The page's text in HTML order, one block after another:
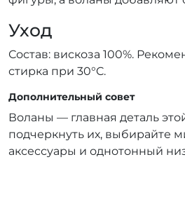
Уход
Состав: вискоза 100%.
стирка при 30°C.
Дополнительный совет
Воланы — главная деталь
подчеркнуть их, выбирайте
аксессуары и однотонный